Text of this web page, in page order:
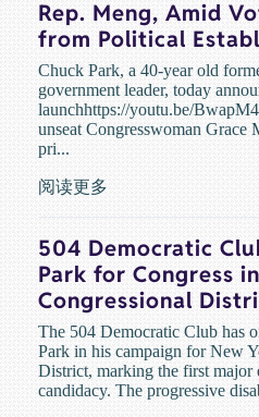
Rep. Meng, Amid
from Political
Chuck Park, a 40-year old
government leader, today
launchhttps://youtu.be/
unseat Congresswoman Grace
pri...
阅读更多
504 Democratic
Park for Congress
Congressional
The 504 Democratic Club has
Park in his campaign for New
District, marking the first major
candidacy. The progressive